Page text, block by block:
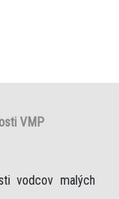
VMP
vodcov malých